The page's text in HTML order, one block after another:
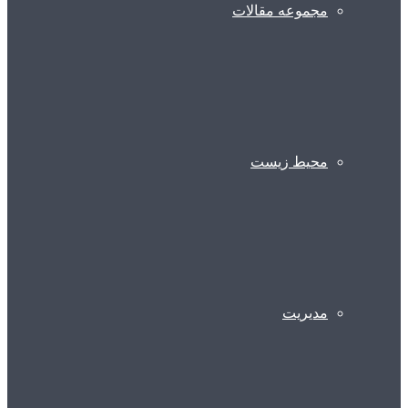
مجموعه مقالات
محیط زیست
مدیریت